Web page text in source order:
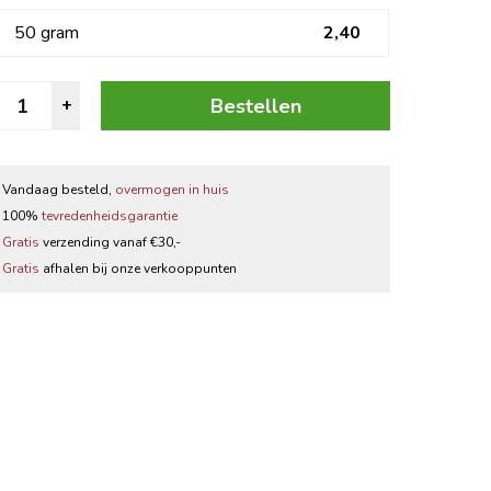
50 gram 2,40
Komijnzaad
Zwart
+ Bestellen
Vandaag besteld, overmogen in huis
100%tevredenheidsgarantie
Gratis verzending vanaf €30,-
Gratis afhalen bij onze verkooppunten